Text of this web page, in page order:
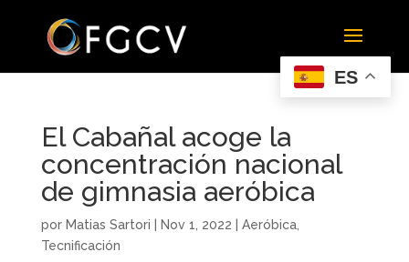
El Cabañal acoge la
concentración nacional
de gimnasia aeróbica
por Matias Sartori Nov 1, 2022 Aeróbica,
Tecnificación
ES